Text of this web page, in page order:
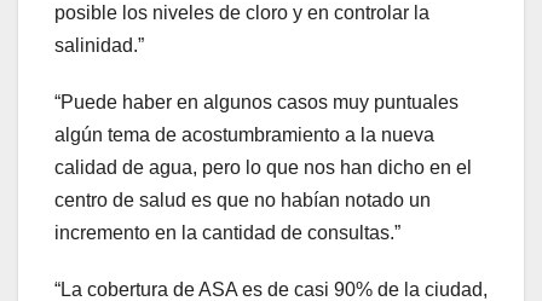
posible los niveles de cloro y en controlar la
salinidad.”
“Puede haber en algunos casos muy puntuales
algún tema de acostumbramiento a la nueva
calidad de agua, pero lo que nos han dicho en el
centro de salud es que no habían notado un
incremento en la cantidad de consultas.”
“La cobertura de ASA es de casi 90% de la ciudad,